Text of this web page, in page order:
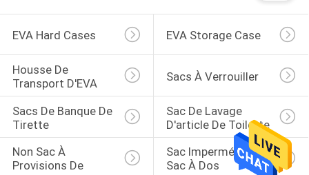
EVA Hard Cases EVA Storage Case
Housse De
Transport D'EVA
Sacs À Verrouiller
Sacs De Banque De
Tirette
Sac De Lavage
D'article De Toilette
Non Sac À
Provisions De
Sac Imperméable De
Sac À Dos